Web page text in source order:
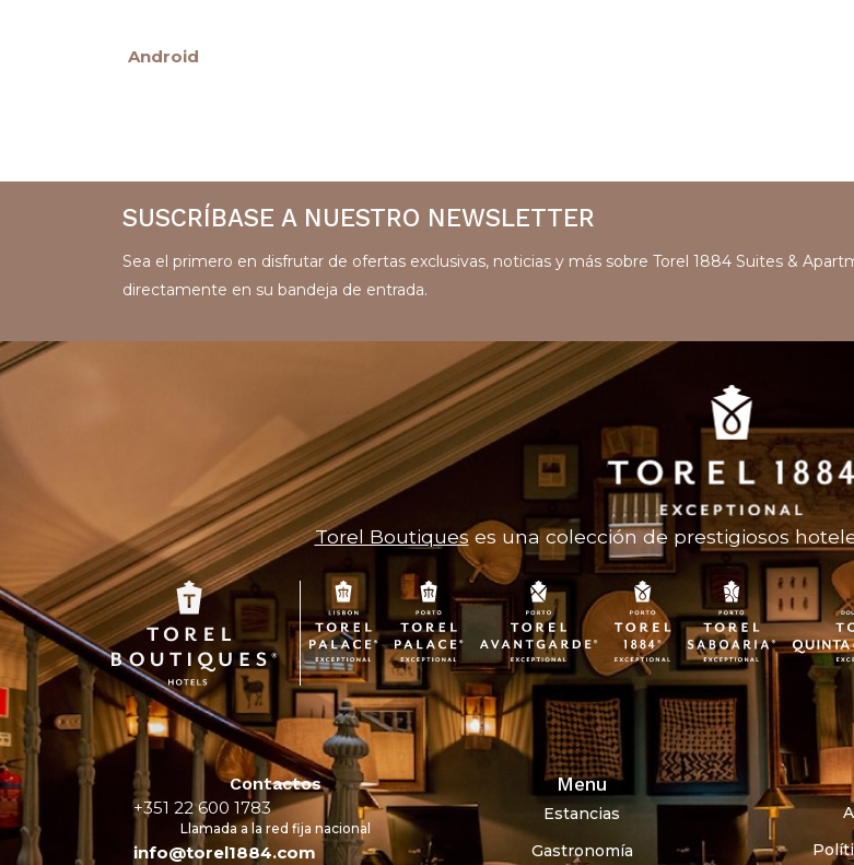
Android
SUSCRÍBASE A NUESTRO NEWSLETTER
Sea el primero en disfrutar de ofertas exclusivas, noticias y más sobre Torel 1884 Suites &
directamente en su bandeja de entrada.
Torel Boutiqueses una colección de prestigiosos
Contactos
+351 22 600 1783
Llamada a la red fija nacional
info@torel1884.com
Menu
Estancias
Gastronomía